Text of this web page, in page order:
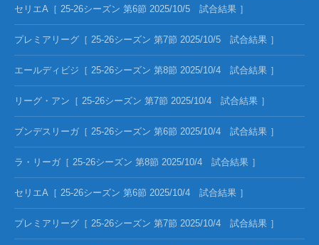
セリエA［ 25-26シーズン 第6節 2025/10/5 試合結果 ］
プレミアリーグ［ 25-26シーズン 第7節 2025/10/5 試合結果 ］
エールディビジ［ 25-26シーズン 第8節 2025/10/4 試合結果 ］
リーグ・アン［ 25-26シーズン 第7節 2025/10/4 試合結果 ］
ブンデスリーガ［ 25-26シーズン 第6節 2025/10/4 試合結果 ］
ラ・リーガ［ 25-26シーズン 第8節 2025/10/4 試合結果 ］
セリエA［ 25-26シーズン 第6節 2025/10/4 試合結果 ］
プレミアリーグ［ 25-26シーズン 第7節 2025/10/4 試合結果 ］